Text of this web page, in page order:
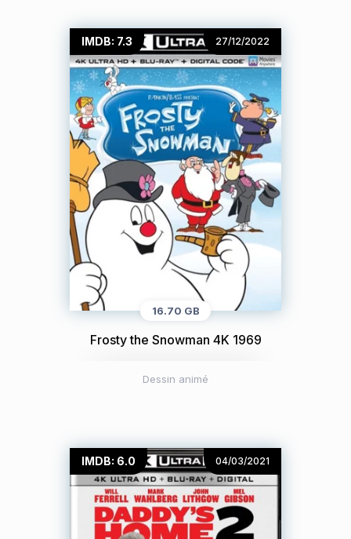
IMDB: 7.3 27/12/2022
16.70 GB
Frosty the Snowman 4K 1969
Dessin animé
IMDB: 6.0 04/03/2021